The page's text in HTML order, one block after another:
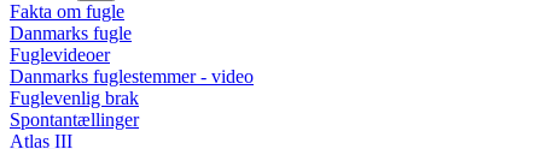
Fakta om fugle
Danmarks fugle
Fuglevideoer
Danmarks fuglestemmer - video
Fuglevenlig brak
Spontantællinger
Atlas III